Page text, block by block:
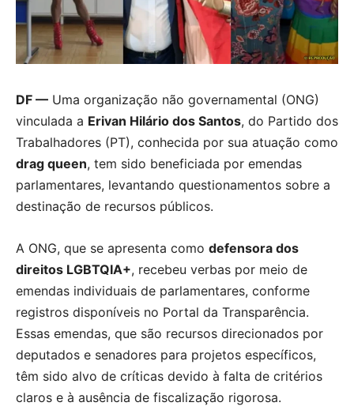
DF — Uma organização não governamental (ONG)
vinculada a Erivan Hilário dos Santos, do Partido dos
Trabalhadores (PT), conhecida por sua atuação como
drag queen, tem sido beneficiada por emendas
parlamentares, levantando questionamentos sobre a
destinação de recursos públicos.
A ONG, que se apresenta como defensora dos
direitos LGBTQIA+, recebeu verbas por meio de
emendas individuais de parlamentares, conforme
registros disponíveis no Portal da Transparência.
Essas emendas, que são recursos direcionados por
deputados e senadores para projetos específicos,
têm sido alvo de críticas devido à falta de critérios
claros e à ausência de fiscalização rigorosa.